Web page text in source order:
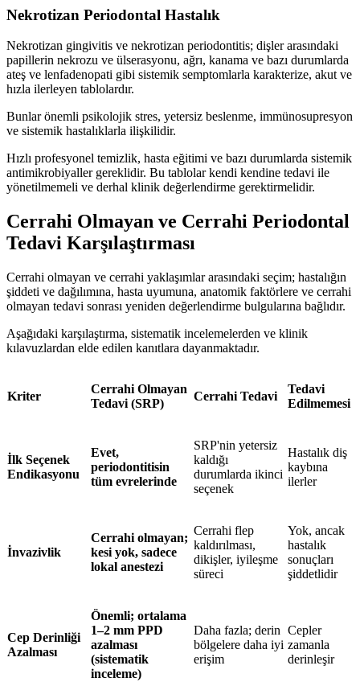
Nekrotizan Periodontal Hastalık
Nekrotizan gingivitis ve nekrotizan periodontitis; dişler arasındaki
papillerin nekrozu ve ülserasyonu, ağrı, kanama ve bazı durumlarda
ateş ve lenfadenopati gibi sistemik semptomlarla karakterize, akut ve
hızla ilerleyen tablolardır.
Bunlar önemli psikolojik stres, yetersiz beslenme, immünosupresyon
ve sistemik hastalıklarla ilişkilidir.
Hızlı profesyonel temizlik, hasta eğitimi ve bazı durumlarda sistemik
antimikrobiyaller gereklidir. Bu tablolar kendi kendine tedavi ile
yönetilmemeli ve derhal klinik değerlendirme gerektirmelidir.
Cerrahi Olmayan ve Cerrahi Periodontal
Tedavi Karşılaştırması
Cerrahi olmayan ve cerrahi yaklaşımlar arasındaki seçim; hastalığın
şiddeti ve dağılımına, hasta uyumuna, anatomik faktörlere ve cerrahi
olmayan tedavi sonrası yeniden değerlendirme bulgularına bağlıdır.
Aşağıdaki karşılaştırma, sistematik incelemelerden ve klinik
kılavuzlardan elde edilen kanıtlara dayanmaktadır.
Kriter
Cerrahi Olmayan
Tedavi (SRP)
Cerrahi Tedavi
Tedavi
Edilmemesi
İlk Seçenek
Endikasyonu
Evet,
periodontitisin
tüm evrelerinde
SRP'nin yetersiz
kaldığı
durumlarda ikinci
seçenek
Hastalık diş
kaybına
ilerler
İnvazivlik
Cerrahi olmayan;
kesi yok, sadece
lokal anestezi
Cerrahi flep
kaldırılması,
dikişler, iyileşme
süreci
Yok, ancak
hastalık
sonuçları
şiddetlidir
Cep Derinliği
Azalması
Önemli; ortalama
1–2 mm PPD
azalması
(sistematik
inceleme)
Daha fazla; derin
bölgelere daha iyi
erişim
Cepler
zamanla
derinleşir